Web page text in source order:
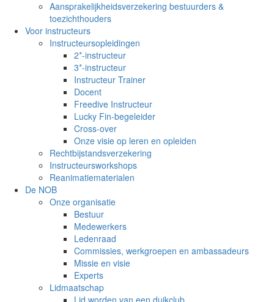
Aansprakelijkheidsverzekering bestuurders &
toezichthouders
Voor instructeurs
Instructeursopleidingen
2*-instructeur
3*-instructeur
Instructeur Trainer
Docent
Freedive Instructeur
Lucky Fin-begeleider
Cross-over
Onze visie op leren en opleiden
Rechtbijstandsverzekering
Instructeursworkshops
Reanimatiematerialen
De NOB
Onze organisatie
Bestuur
Medewerkers
Ledenraad
Commissies, werkgroepen en ambassadeurs
Missie en visie
Experts
Lidmaatschap
Lid worden van een duikclub